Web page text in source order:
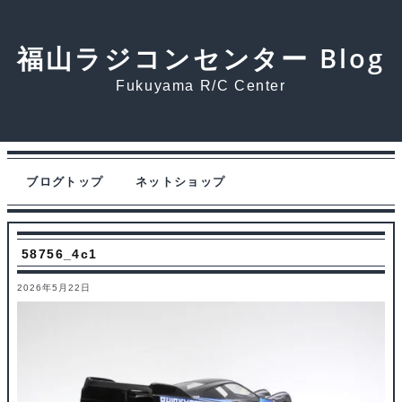
福山ラジコンセンター Blog
Fukuyama R/C Center
ブログトップ ネットショップ
58756_4c1
2026年5月22日